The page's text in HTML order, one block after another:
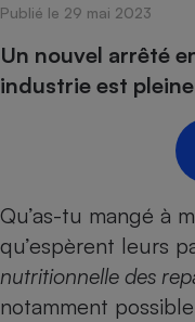
Publié le 29 mai 2023
Un nouvel arrêté
industrie est
Qu’as-tu mangé à
qu’espèrent leurs
nutritionnelle des
notamment